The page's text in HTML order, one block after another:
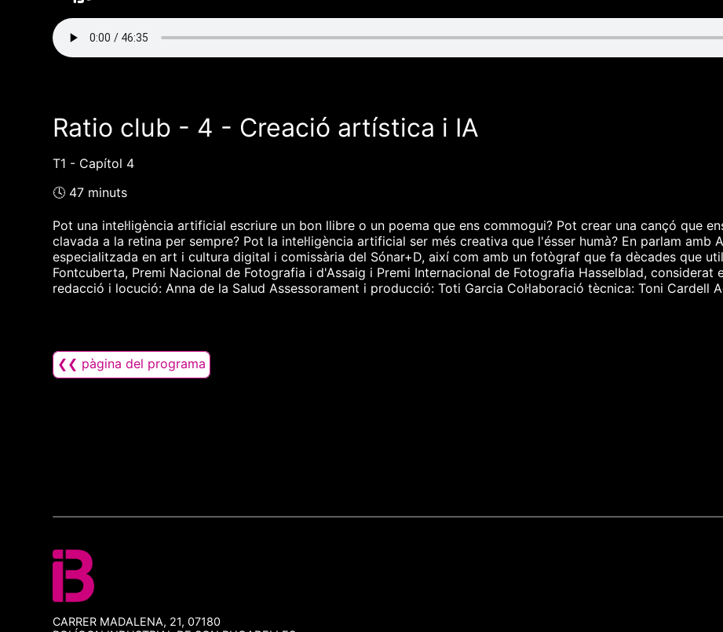
Ratio club - 4 - Creació artística i IA
T1 - Capítol 4
🕓 47 minuts
Pot una intel·ligència artificial escriure un bon llibre o un poema que ens commogui? Pot crear una cançó que
clavada a la retina per sempre? Pot la intel·ligència artificial ser més creativa que l'ésser humà? En parlam amb
especialitzada en art i cultura digital i comissària del Sónar+D, així com amb un fotògraf que fa dècades que
Fontcuberta, Premi Nacional de Fotografia i d'Assaig i Premi Internacional de Fotografia Hasselblad,
redacció i locució: Anna de la Salud Assessorament i producció: Toti Garcia Col·laboració tècnica: Toni Cardell
❮❮ pàgina del programa
CARRER MADALENA, 21, 07180